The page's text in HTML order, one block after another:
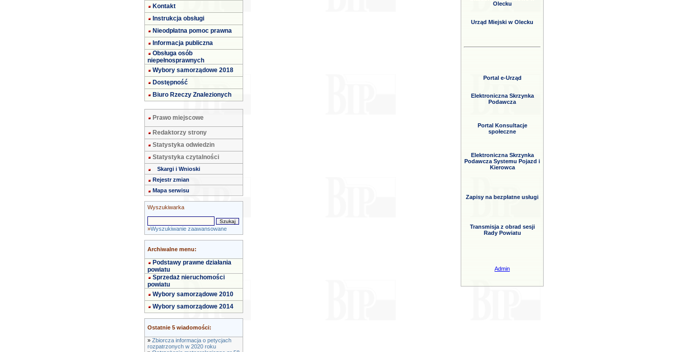
Kontakt
Instrukcja obsługi
Nieodpłatna pomoc prawna
Informacja publiczna
Obsługa osób
niepełnosprawnych
Wybory samorządowe 2018
Dostępność
Biuro Rzeczy Znalezionych
Prawo miejscowe
Redaktorzy strony
Statystyka odwiedzin
Statystyka czytalności
Skargi i Wnioski
Rejestr zmian
Mapa serwisu
Wyszukiwarka
»Wyszukiwanie zaawansowane
Archiwalne menu:
Podstawy prawne działania
powiatu
Sprzedaż nieruchomości
powiatu
Wybory samorządowe 2010
Wybory samorządowe 2014
Ostatnie 5 wiadomości:
» Zbiorcza informacja o petycjach
rozpatrzonych w 2020 roku
Olecku
Urząd Miejski w Olecku
Portal e-Urząd
Elektroniczna Skrzynka
Podawcza
Portal Konsultacje
społeczne
Elektroniczna Skrzynka
Podawcza Systemu Pojazd i
Kierowca
Zapisy na bezpłatne usługi
Transmisja z obrad sesji
Rady Powiatu
Admin